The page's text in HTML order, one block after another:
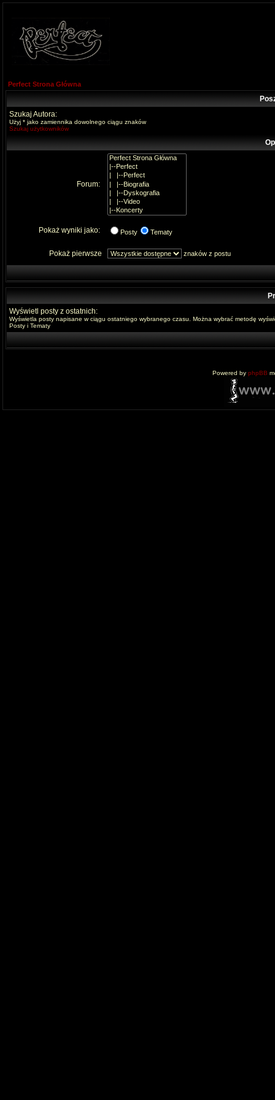
Perfect Strona Główna
Szukaj Autora:
Użyj * jako zamiennika dowolnego ciągu znaków
Szukaj użytkowników
Forum:
Pokaż wyniki jako: Posty Tematy
Pokaż pierwsze znaków z postu
Wyświetl posty z ostatnich:
Wyświetla posty napisane w ciągu ostatniego wybranego czasu. Można wybrać metodę
Posty i Tematy
Powered by phpBB